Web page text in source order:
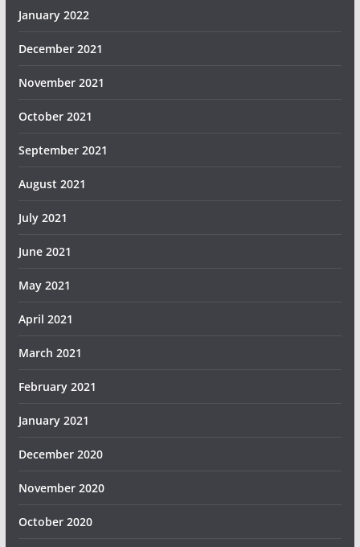
January 2022
December 2021
November 2021
October 2021
September 2021
August 2021
July 2021
June 2021
May 2021
April 2021
March 2021
February 2021
January 2021
December 2020
November 2020
October 2020